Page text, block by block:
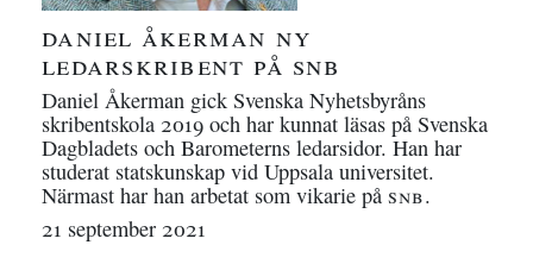
daniel åkerman ny
ledarskribent på snb
Daniel Åkerman gick Svenska Nyhetsbyråns
skribentskola 2019 och har kunnat läsas på Svenska
Dagbladets och Barometerns ledarsidor. Han har
studerat statskunskap vid Uppsala universitet.
Närmast har han arbetat som vikarie på snb.
21 september 2021